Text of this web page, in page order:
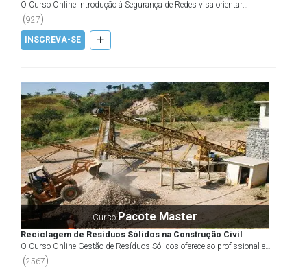
O Curso Online Introdução à Segurança de Redes visa orientar
profissionais inseridos em um contexto em que negócios...
(927)
INSCREVA-SE +
CursoPacote Master
Reciclagem de Resíduos Sólidos na Construção Civil
O Curso Online Gestão de Resíduos Sólidos oferece ao profissional e
demais interessados no assunto informações sobr...
(2567)